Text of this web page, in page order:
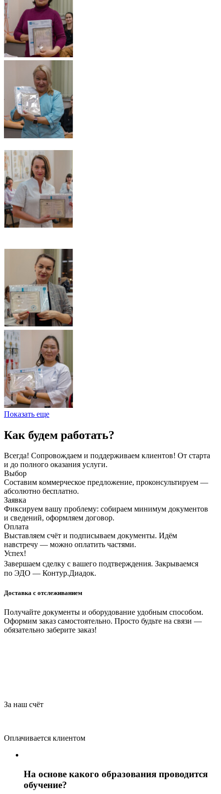
Показать еще
Как будем работать?
Всегда! Сопровождаем и поддерживаем клиентов! От старта
и до полного оказания услуги.
Выбор
Составим коммерческое предложение, проконсультируем —
абсолютно бесплатно.
Заявка
Фиксируем вашу проблему: собираем минимум документов
и сведений, оформляем договор.
Оплата
Выставляем счёт и подписываем документы. Идём
навстречу — можно оплатить частями.
Успех!
Завершаем сделку с вашего подтверждения. Закрываемся
по ЭДО — Контур.Диадок.
Доставка с отслеживанием
Получайте документы и оборудование удобным способом.
Оформим заказ самостоятельно. Просто будьте на связи —
обязательно заберите заказ!
За наш счёт
Оплачивается клиентом
На основе какого образования проводится
обучение?